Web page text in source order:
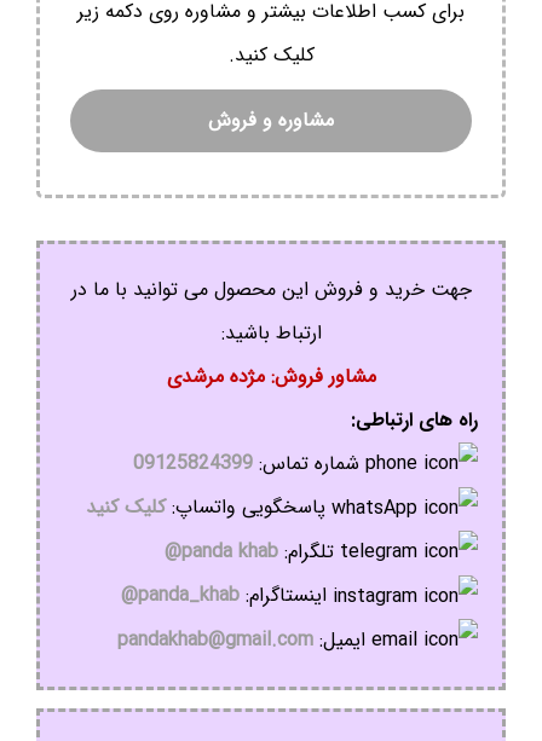
برای کسب اطلاعات بیشتر و مشاوره روی دکمه زیر
کلیک کنید.
مشاوره و فروش
جهت خرید و فروش این محصول می توانید با ما در
ارتباط باشید:
مشاور فروش: مژده مرشدی
راه های ارتباطی:
شماره تماس: 09125824399
پاسخگویی واتساپ:کلیک کنید
تلگرام: panda khab@
اینستاگرام: panda_khab@
ایمیل: pandakhab@gmail.com